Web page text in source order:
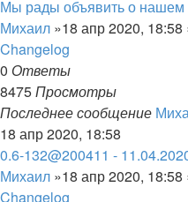
Мы рады объявить о нашем
Михаил »18 апр 2020,
Changelog
0 Ответы
8475Просмотры
Последнее сообщение
18 апр 2020, 18:58
0.6-132@200411 -
Михаил »18 апр 2020,
Changelog